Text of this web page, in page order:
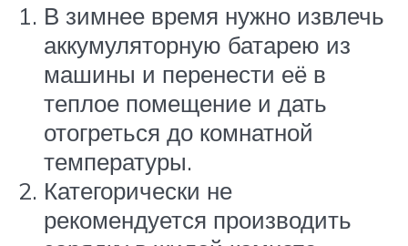
В зимнее время нужно извлечь
аккумуляторную батарею из
машины и перенести её в
теплое помещение и дать
отогреться до комнатной
температуры.
Категорически не
рекомендуется производить